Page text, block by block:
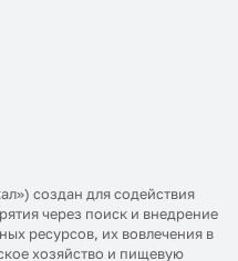
создан для содействия
через поиск и внедрение
ресурсов, их вовлечения в
хозяйство и пищевую